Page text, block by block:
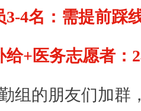
3-4名：需提前踩
给+医务志愿者：
组的朋友们加群